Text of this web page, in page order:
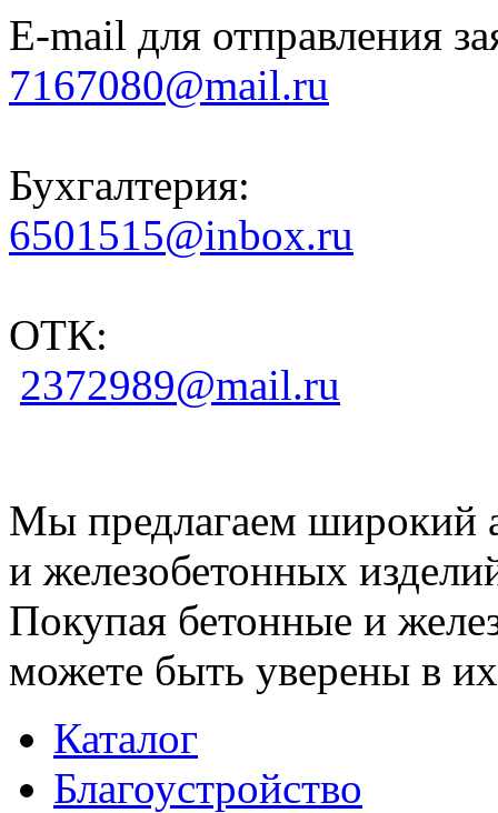
E-mail для отправления
7167080@mail.ru
Бухгалтерия:
6501515@inbox.ru
ОТК:
2372989@mail.ru
Мы предлагаем широкий
и железобетонных
Покупая бетонные и
можете быть уверены в их
Каталог
Благоустройство